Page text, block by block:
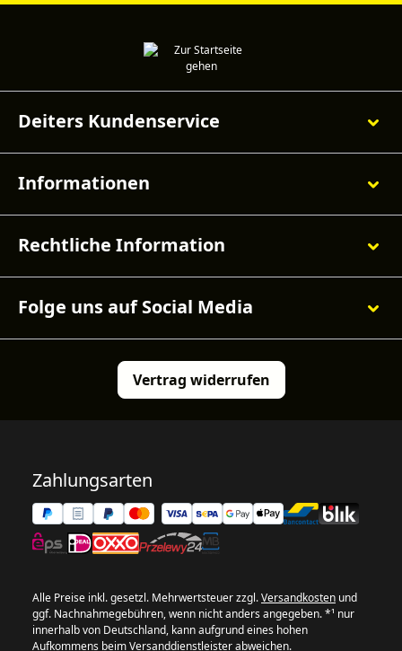
Deiters Kundenservice
Informationen
Rechtliche Information
Folge uns auf Social Media
Vertrag widerrufen
Zahlungsarten
Alle Preise inkl. gesetzl. Mehrwertsteuer zzgl.Versandkosten und
ggf. Nachnahmegebühren, wenn nicht anders angegeben. *¹ nur
innerhalb von Deutschland, kann aufgrund eines hohen
Aufkommens beim Versanddienstleister abweichen.